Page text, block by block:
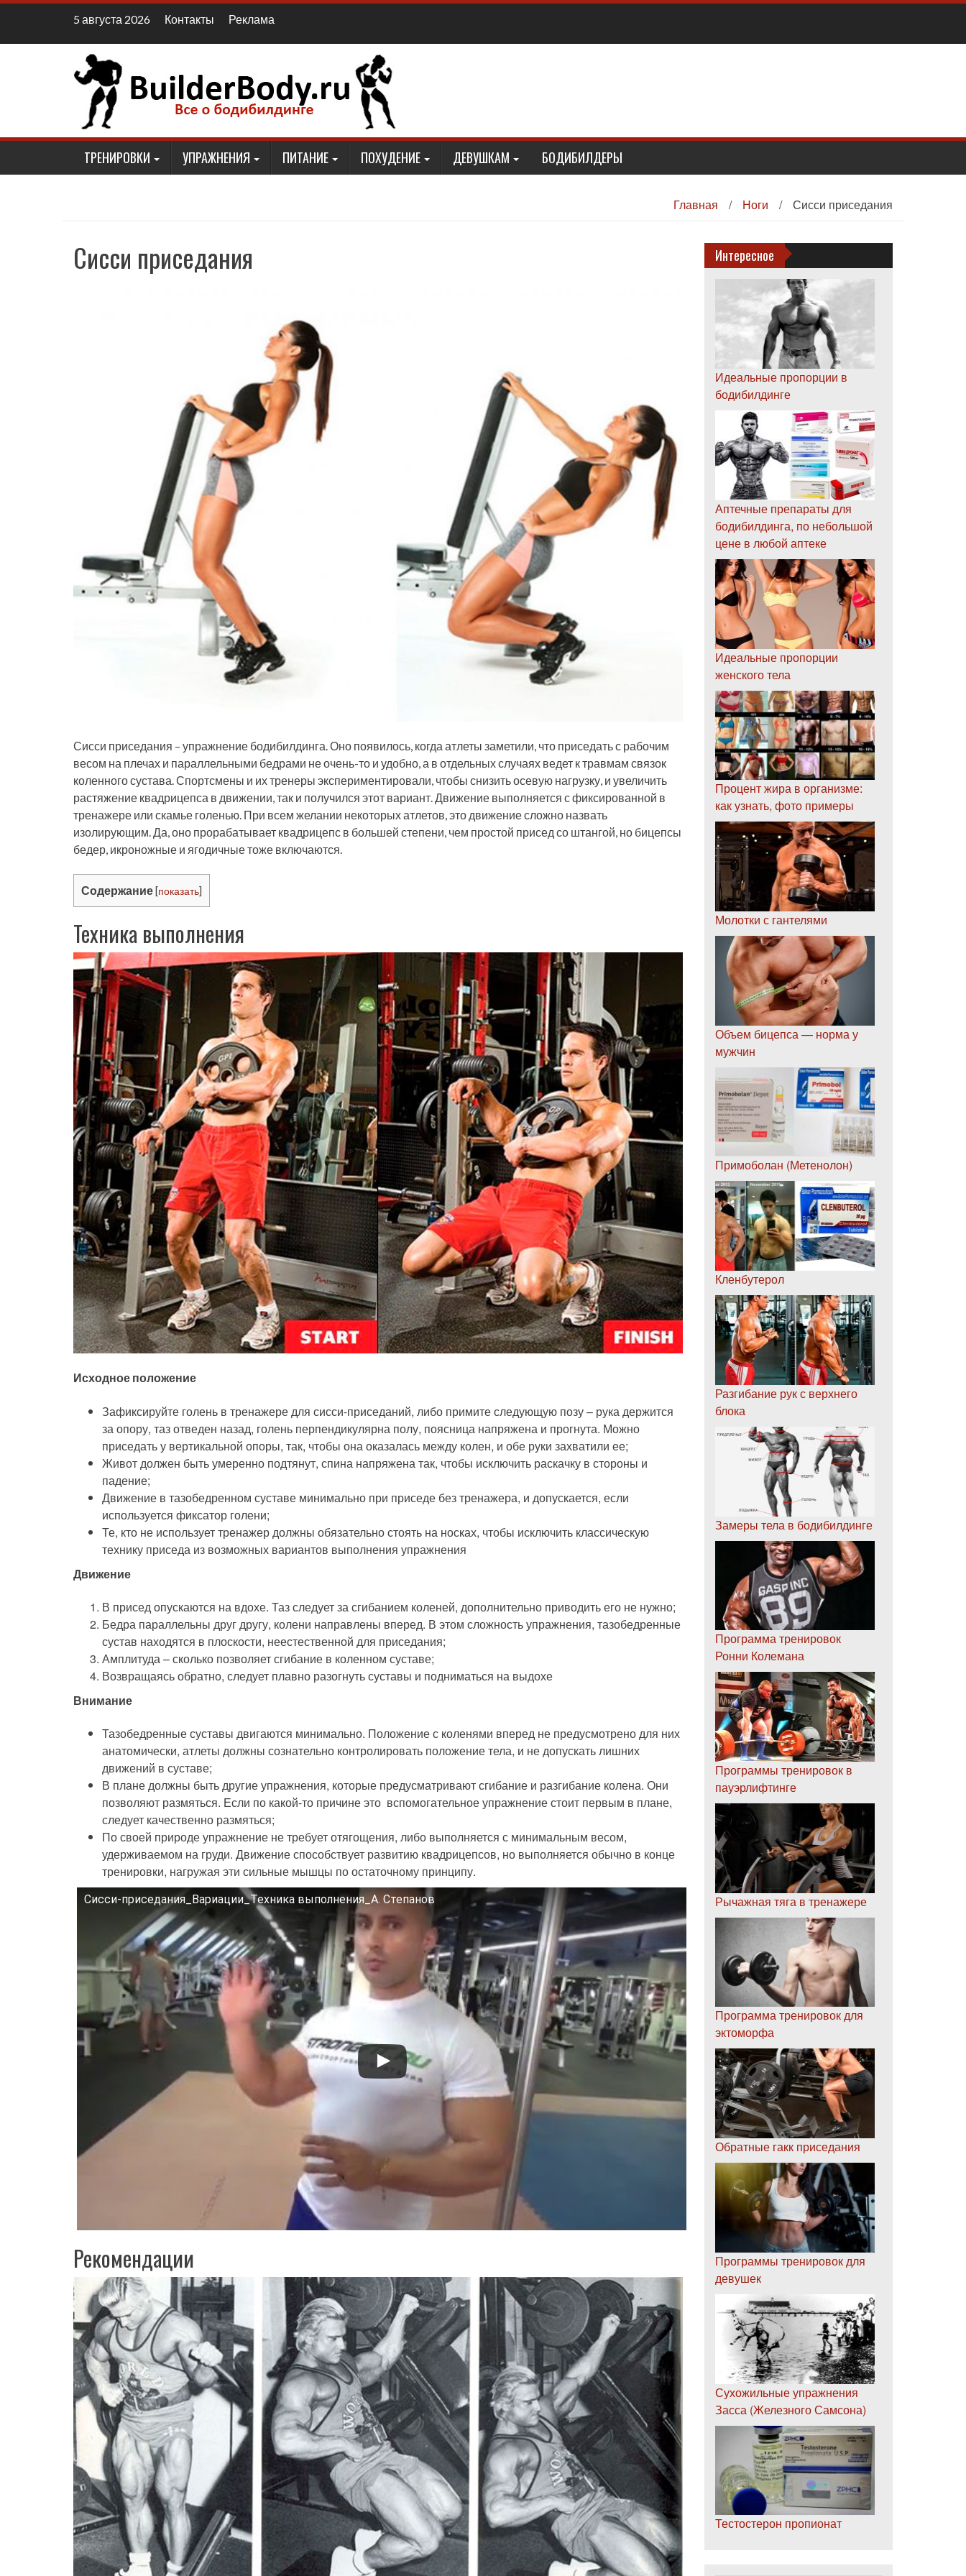
Наверх
5 августа 2026 Контакты Реклама
ТРЕНИРОВКИ УПРАЖНЕНИЯ ПИТАНИЕ ПОХУДЕНИЕ ДЕВУШКАМ БОДИБИЛДЕРЫ
Главная / Ноги / Сисси приседания
Сисси приседания
Сисси приседания – упражнение бодибилдинга. Оно появилось, когда атлеты заметили, что приседать с рабочим
весом на плечах и параллельными бедрами не очень-то и удобно, а в отдельных случаях ведет к травмам связок
коленного сустава. Спортсмены и их тренеры экспериментировали, чтобы снизить осевую нагрузку, и увеличить
растяжение квадрицепса в движении, так и получился этот вариант. Движение выполняется с фиксированной в
тренажере или скамье голенью. При всем желании некоторых атлетов, это движение сложно назвать
изолирующим. Да, оно прорабатывает квадрицепс в большей степени, чем простой присед со штангой, но бицепсы
бедер, икроножные и ягодичные тоже включаются.
Содержание [показать]
Техника выполнения
Исходное положение
Зафиксируйте голень в тренажере для сисси-приседаний, либо примите следующую позу – рука держится
за опору, таз отведен назад, голень перпендикулярна полу, поясница напряжена и прогнута. Можно
приседать у вертикальной опоры, так, чтобы она оказалась между колен, и обе руки захватили ее;
Живот должен быть умеренно подтянут, спина напряжена так, чтобы исключить раскачку в стороны и
падение;
Движение в тазобедренном суставе минимально при приседе без тренажера, и допускается, если
используется фиксатор голени;
Те, кто не использует тренажер должны обязательно стоять на носках, чтобы исключить классическую
технику приседа из возможных вариантов выполнения упражнения
Движение
В присед опускаются на вдохе. Таз следует за сгибанием коленей, дополнительно приводить его не нужно;
Бедра параллельны друг другу, колени направлены вперед. В этом сложность упражнения, тазобедренные
сустав находятся в плоскости, неестественной для приседания;
Амплитуда – сколько позволяет сгибание в коленном суставе;
Возвращаясь обратно, следует плавно разогнуть суставы и подниматься на выдохе
Внимание
Тазобедренные суставы двигаются минимально. Положение с коленями вперед не предусмотрено для них
анатомически, атлеты должны сознательно контролировать положение тела, и не допускать лишних
движений в суставе;
В плане должны быть другие упражнения, которые предусматривают сгибание и разгибание колена. Они
позволяют размяться. Если по какой-то причине это вспомогательное упражнение стоит первым в плане,
следует качественно размяться;
По своей природе упражнение не требует отягощения, либо выполняется с минимальным весом,
удерживаемом на груди. Движение способствует развитию квадрицепсов, но выполняется обычно в конце
тренировки, нагружая эти сильные мышцы по остаточному принципу.
Сисси-приседания_Вариации_Техника выполнения_А. Степанов
Смотрите это видео на YouTube
Рекомендации
Интересное
Идеальные пропорции в
бодибилдинге
Аптечные препараты для
бодибилдинга, по небольшой
цене в любой аптеке
Идеальные пропорции
женского тела
Процент жира в организме:
как узнать, фото примеры
Молотки с гантелями
Объем бицепса — норма у
мужчин
Примоболан (Метенолон)
Кленбутерол
Разгибание рук с верхнего
блока
Замеры тела в бодибилдинге
Программа тренировок
Ронни Колемана
Программы тренировок в
пауэрлифтинге
Рычажная тяга в тренажере
Программа тренировок для
эктоморфа
Обратные гакк приседания
Программы тренировок для
девушек
Сухожильные упражнения
Засса (Железного Самсона)
Тестостерон пропионат